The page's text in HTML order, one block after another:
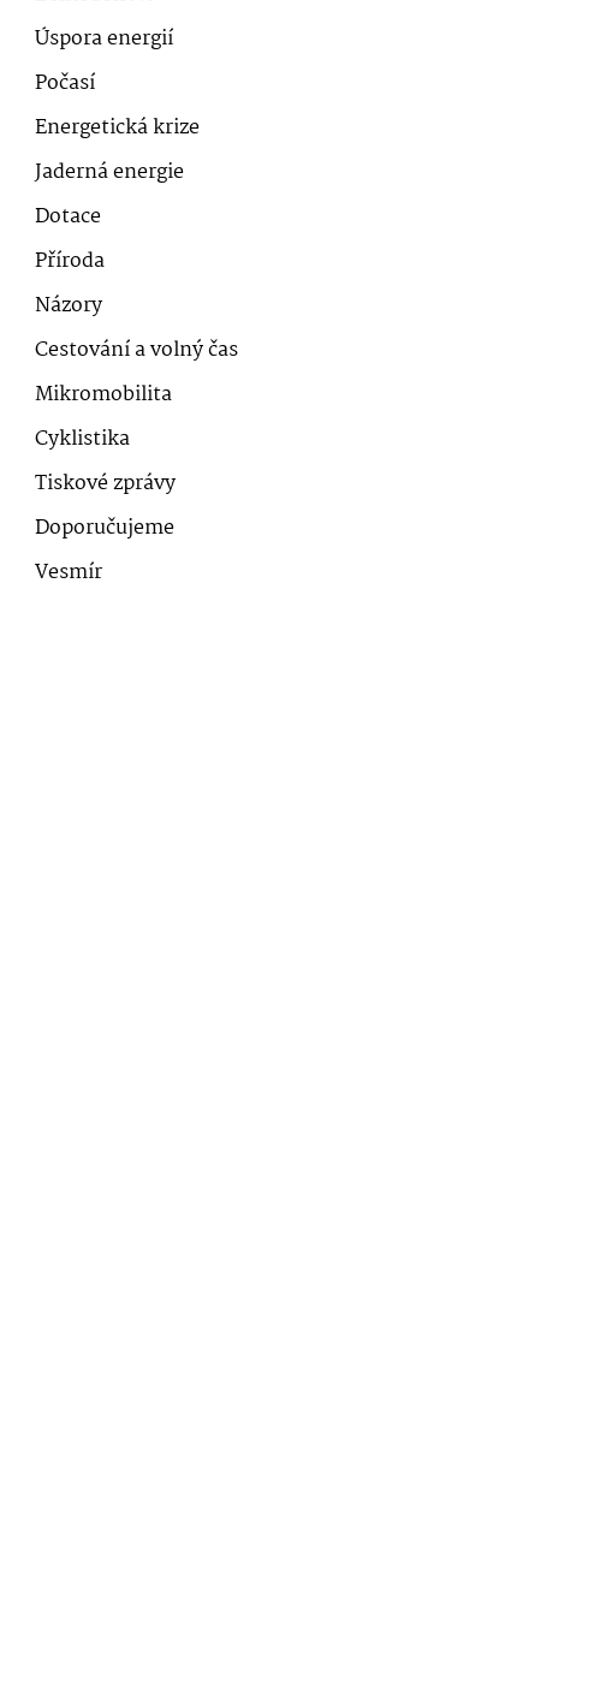
Úspora energií
Počasí
Energetická krize
Jaderná energie
Dotace
Příroda
Názory
Cestování a volný čas
Mikromobilita
Cyklistika
Tiskové zprávy
Doporučujeme
Vesmír